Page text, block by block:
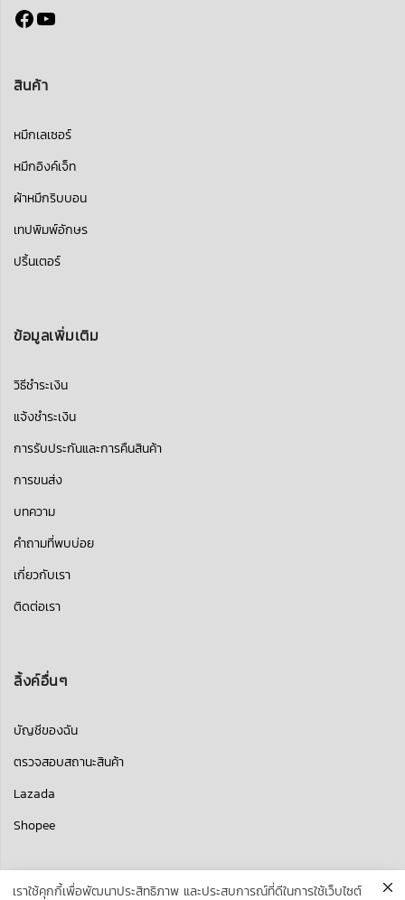
Facebook
YouTube
สินค้า
หมึกเลเซอร์
หมึกอิงค์เจ็ท
ผ้าหมึกริบบอน
เทปพิมพ์อักษร
ปริ้นเตอร์
ข้อมูลเพิ่มเติม
วิธีชำระเงิน
แจ้งชำระเงิน
การรับประกันและการคืนสินค้า
การขนส่ง
บทความ
คำถามที่พบบ่อย
เกี่ยวกับเรา
ติดต่อเรา
ลิ้งค์อื่นๆ
บัญชีของฉัน
ตรวจสอบสถานะสินค้า
Lazada
Shopee
เราใช้คุกกี้เพื่อพัฒนาประสิทธิภาพ และประสบการณ์ที่ดีในการใช้เว็บไซต์